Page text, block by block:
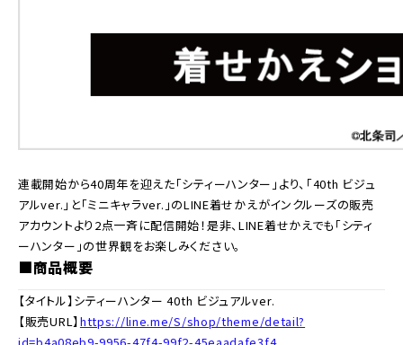
連載開始から40周年を迎えた「シティーハンター」より、「40th ビジュ
アルver.」と「ミニキャラver.」のLINE着せかえがインクルーズの販売
アカウントより2点一斉に配信開始！是非、LINE着せかえでも「シティ
ーハンター」の世界観をお楽しみください。
■商品概要
【タイトル】シティーハンター 40th ビジュアルver.
【販売URL】https://line.me/S/shop/theme/detail?